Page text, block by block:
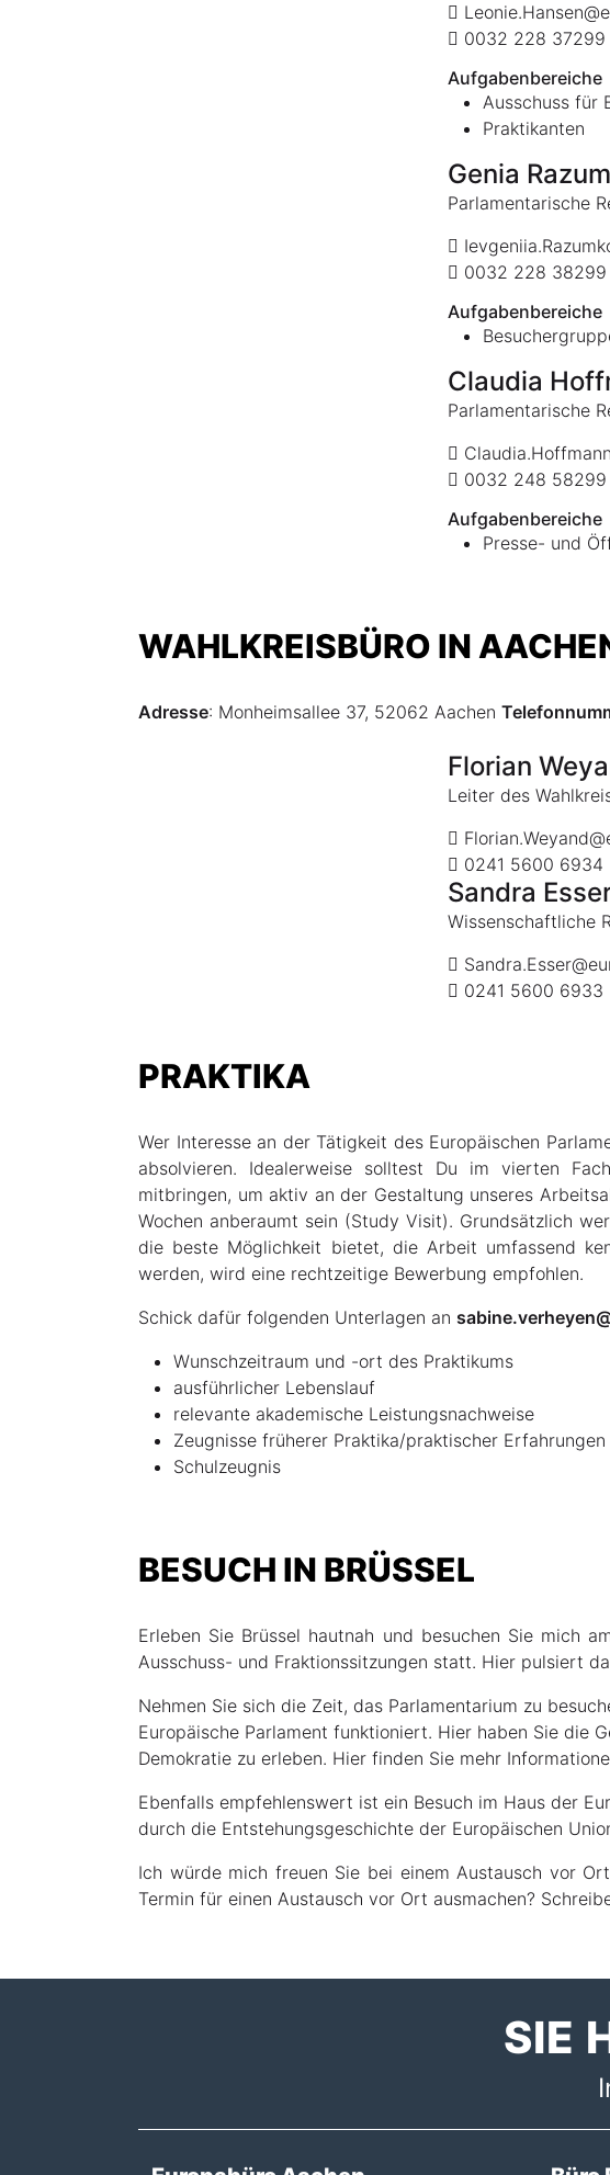
0032 228 37299
Aufgabenbereiche
Ausschuss für
Praktikanten
Genia
Parlamentarische
0032 228 38299
Aufgabenbereiche
Claudia
Parlamentarische
0032 248 58299
Aufgabenbereiche
Presse- und
WAHLKREISBÜRO IN
Adresse: Monheimsallee 37, 52062 Aachen
Florian
Leiter des
0241 5600 6934
Sandra
Wissenschaftliche
0241 5600 6933
PRAKTIKA
Wer Interesse an der Tätigkeit des Europäischen
absolvieren. Idealerweise solltest Du im vierten
mitbringen, um aktiv an der Gestaltung unseres
Wochen anberaumt sein (Study Visit). Grundsätzlich
die beste Möglichkeit bietet, die Arbeit umfassend
werden, wird eine rechtzeitige Bewerbung empfohlen.
Schick dafür folgenden Unterlagen an
Wunschzeitraum und -ort des Praktikums
ausführlicher Lebenslauf
relevante akademische Leistungsnachweise
Zeugnisse früherer Praktika/praktischer
Schulzeugnis
BESUCH IN BRÜSSEL
Erleben Sie Brüssel hautnah und besuchen Sie mich
Ausschuss- und Fraktionssitzungen statt. Hier pulsiert
Nehmen Sie sich die Zeit, das Parlamentarium zu
Europäische Parlament funktioniert. Hier haben Sie die
Demokratie zu erleben. Hier finden Sie mehr
Ebenfalls empfehlenswert ist ein Besuch im Haus der
durch die Entstehungsgeschichte der Europäischen
Ich würde mich freuen Sie bei einem Austausch vor
Termin für einen Austausch vor Ort ausmachen?
SIE